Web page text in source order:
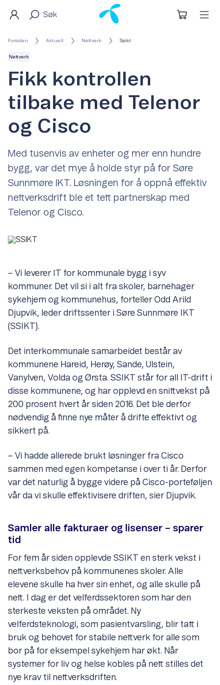
Forsiden Aktuelt Nettverk Ssikt
Nettverk
Fikk kontrollen
tilbake med Telenor
og Cisco
Med tusenvis av enheter og mer enn hundre
bygg, var det mye å holde styr på for Søre
Sunnmøre IKT. Løsningen for å oppnå effektiv
nettverksdrift ble et tett partnerskap med
Telenor og Cisco.
– Vi leverer IT for kommunale bygg i syv
kommuner. Det vil si i alt fra skoler, barnehager
sykehjem og kommunehus, forteller Odd Arild
Djupvik, leder driftssenter i Søre Sunnmøre IKT
(SSIKT).
Det interkommunale samarbeidet består av
kommunene Hareid, Herøy, Sande, Ulstein,
Vanylven, Volda og Ørsta. SSIKT står for all IT-drift i
disse kommunene, og har opplevd en snittvekst på
200 prosent hvert år siden 2016. Det ble derfor
nødvendig å finne nye måter å drifte effektivt og
sikkert på.
– Vi hadde allerede brukt løsninger fra Cisco
sammen med egen kompetanse i over ti år. Derfor
var det naturlig å bygge videre på Cisco-porteføljen
vår da vi skulle effektivisere driften, sier Djupvik.
Samler alle fakturaer og lisenser – sparer
tid
For fem år siden opplevde SSIKT en sterk vekst i
nettverksbehov på kommunenes skoler. Alle
elevene skulle ha hver sin enhet, og alle skulle på
nett. I dag er det velferdssektoren som har den
sterkeste veksten på området. Ny
velferdsteknologi, som pasientvarsling, blir tatt i
bruk og behovet for stabile nettverk for alle som
bor på for eksempel sykehjem har økt. Når
systemer for liv og helse kobles på nett stilles det
nye krav til nettverksdriften.